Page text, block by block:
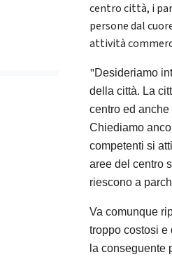
centro città, i
persone dal
attività
"Desideriamo
della città. La
centro ed
Chiediamo
competenti si
aree del centro
riescono a
Va comunque
troppo costosi e
la conseguente